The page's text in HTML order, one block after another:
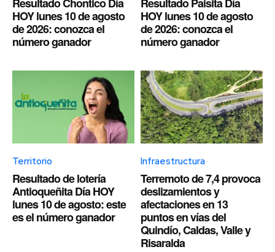
HOY lunes 10 de agosto
de 2026: conozca el
número ganador
HOY lunes 10 de agosto
de 2026: conozca el
número ganador
Territorio
Resultado de lotería
Antioqueñita Día HOY
lunes 10 de agosto: este
es el número ganador
Infraestructura
Terremoto de 7,4 provoca
deslizamientos y
afectaciones en 13
puntos en vías del
Quindío, Caldas, Valle y
Risaralda